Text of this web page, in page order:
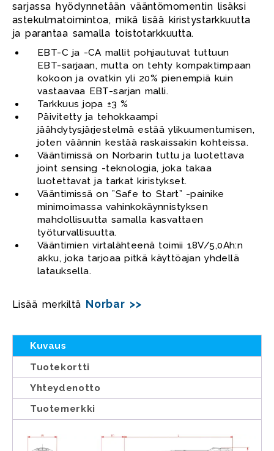
sarjassa hyödynnetään vääntömomentin lisäksi
astekulmatoimintoa, mikä lisää kiristystarkkuutta
ja parantaa samalla toistotarkkuutta.
EBT-C ja -CA mallit pohjautuvat tuttuun
EBT-sarjaan, mutta on tehty kompaktimpaan
kokoon ja ovatkin yli 20% pienempiä kuin
vastaavaa EBT-sarjan malli.
Tarkkuus jopa ±3 %
Päivitetty ja tehokkaampi
jäähdytysjärjestelmä estää ylikuumentumisen,
joten väännin kestää raskaissakin kohteissa.
Vääntimissä on Norbarin tuttu ja luotettava
joint sensing -teknologia, joka takaa
luotettavat ja tarkat kiristykset.
Vääntimissä on ”Safe to Start” -painike
minimoimassa vahinkokäynnistyksen
mahdollisuutta samalla kasvattaen
työturvallisuutta.
Vääntimien virtalähteenä toimii 18V/5,0Ah:n
akku, joka tarjoaa pitkä käyttöajan yhdellä
latauksella.
Lisää merkiltä Norbar >>
Kuvaus
Tuotekortti
Yhteydenotto
Tuotemerkki